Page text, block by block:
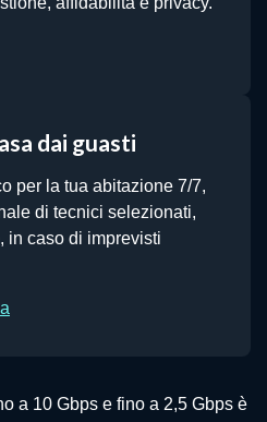
dai guasti
per la tua abitazione 7/7,
di tecnici selezionati,
in caso di imprevisti
a 10 Gbps e fino a 2,5 Gbps è